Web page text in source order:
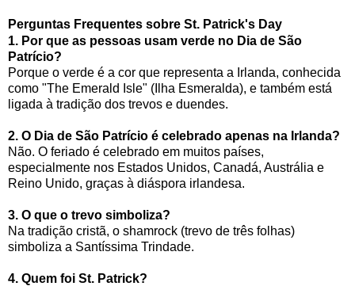
Perguntas Frequentes sobre St. Patrick's Day
1. Por que as pessoas usam verde no Dia de São
Patrício?
Porque o verde é a cor que representa a Irlanda, conhecida
como "The Emerald Isle" (Ilha Esmeralda), e também está
ligada à tradição dos trevos e duendes.
2. O Dia de São Patrício é celebrado apenas na Irlanda?
Não. O feriado é celebrado em muitos países,
especialmente nos Estados Unidos, Canadá, Austrália e
Reino Unido, graças à diáspora irlandesa.
3. O que o trevo simboliza?
Na tradição cristã, o shamrock (trevo de três folhas)
simboliza a Santíssima Trindade.
4. Quem foi St. Patrick?